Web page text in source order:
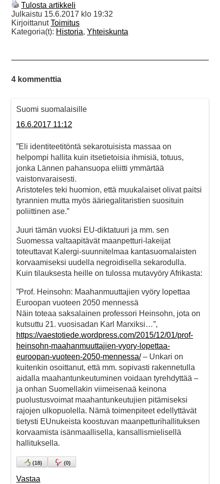
Tulosta artikkeli
Julkaistu 15.6.2017 klo 19:32
KirjoittanutToimitus
Kategoria(t): Historia, Yhteiskunta
4 kommenttia
Suomi suomalaisille
16.6.2017 11:12
”Eli identiteetitöntä sekarotuisista massaa on
helpompi hallita kuin itsetietoisia ihmisiä, totuus,
jonka Lännen pahansuopa eliitti ymmärtää
vaistonvaraisesti.
Aristoteles teki huomion, että muukalaiset olivat paitsi
tyrannien mutta myös ääriegalitaristien suosituin
poliittinen ase.”
Juuri tämän vuoksi EU-diktatuuri ja mm. sen
Suomessa valtaapitävät maanpetturi-lakeijat
toteuttavat Kalergi-suunnitelmaa kantasuomalaisten
korvaamiseksi uudella negroidisella sekarodulla.
Kuin tilauksesta heille on tulossa mutavyöry Afrikasta:
”Prof. Heinsohn: Maahanmuuttajien vyöry lopettaa
Euroopan vuoteen 2050 mennessä
Näin toteaa saksalainen professori Heinsohn, jota on
kutsuttu 21. vuosisadan Karl Marxiksi…”,
https://vaestotiede.wordpress.com/2015/12/01/prof-
heinsohn-maahanmuuttajien-vyory-lopettaa-
euroopan-vuoteen-2050-mennessa/– Unkari on
kuitenkin osoittanut, että mm. sopivasti rakennetulla
aidalla maahantunkeutuminen voidaan tyrehdyttää –
ja onhan Suomellakin viimeisenaä keinona
puolustusvoimat maahantunkeutujien pitämiseksi
rajojen ulkopuolella. Nämä toimenpiteet edellyttävät
tietysti EUnukeista koostuvan maanpetturihallituksen
korvaamista isänmaallisella, kansallismielisellä
hallituksella.
(18) (0)
Vastaa